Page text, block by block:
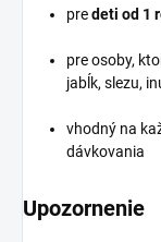
predeti od 1
pre osoby,
jabĺk, slezu,
vhodný na
dávkovania
Upozornenie